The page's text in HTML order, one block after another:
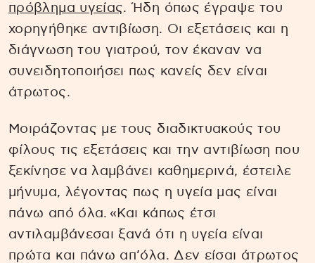
πρόβλημα υγείας. Ήδη όπως έγραψε του
χορηγήθηκε αντιβίωση. Οι εξετάσεις και η
διάγνωση του γιατρού, τον έκαναν να
συνειδητοποιήσει πως κανείς δεν είναι
άτρωτος.
Μοιράζοντας με τους διαδικτυακούς του
φίλους τις εξετάσεις και την αντιβίωση που
ξεκίνησε να λαμβάνει καθημερινά, έστειλε
μήνυμα, λέγοντας πως η υγεία μας είναι
πάνω από όλα. «Και κάπως έτσι
αντιλαμβάνεσαι ξανά ότι η υγεία είναι
πρώτα και πάνω απ’όλα. Δεν είσαι άτρωτος